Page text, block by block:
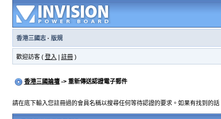
香港三國志· 版規
歡迎訪客 ( 登入 註冊)
香港三國論壇-> 重新傳送認證電子郵件
請在底下輸入您註冊過的會員名稱以搜尋任何等待認證的要求。如果有找到的